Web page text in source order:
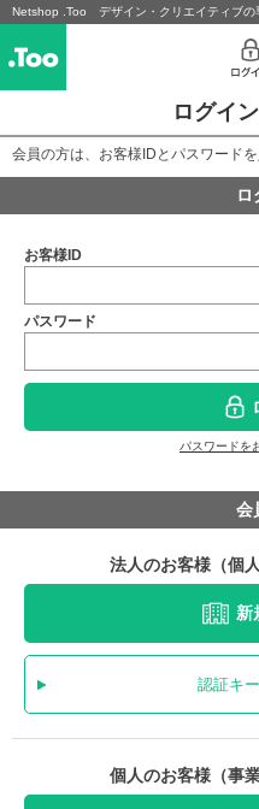
Netshop .Too デザイン・クリエイティブの
ログイ
会員の方は、お客様IDとパスワード
ロ
お客様ID
パスワード
パスワードを
会
法人のお客様（個
新
認証キ
個人のお客様（事